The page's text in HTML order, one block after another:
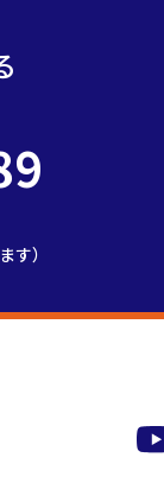
す）